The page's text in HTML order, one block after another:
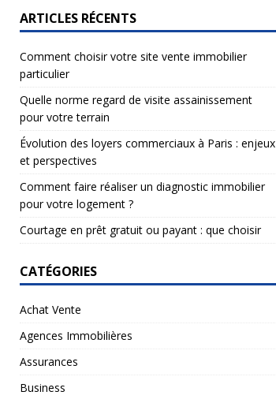
ARTICLES RÉCENTS
Comment choisir votre site vente immobilier
particulier
Quelle norme regard de visite assainissement
pour votre terrain
Évolution des loyers commerciaux à Paris : enjeux
et perspectives
Comment faire réaliser un diagnostic immobilier
pour votre logement ?
Courtage en prêt gratuit ou payant : que choisir
CATÉGORIES
Achat Vente
Agences Immobilières
Assurances
Business